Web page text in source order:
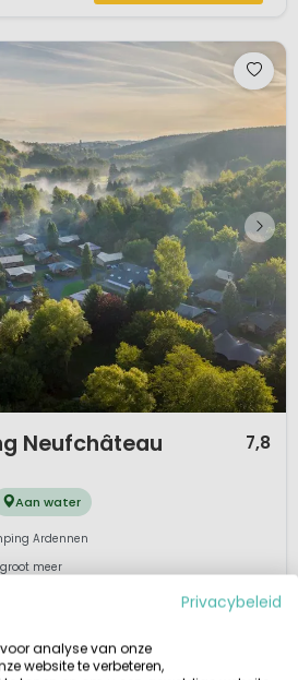
Neufchâteau 7,8
Aan water
Ardennen
meer
Glamping Neufchâteau (voorheen
opgezette, mooie groene
Ardennen bij het plaatsje Neufchâteau.
Privacybeleid
analyse van onze
website te verbeteren,